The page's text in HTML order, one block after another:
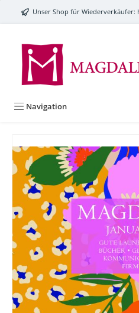
springenUnser Shop für Wiederverkäufer:
Navigation